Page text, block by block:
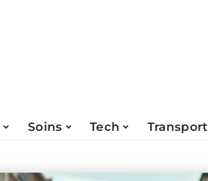
Soins Tech Transport